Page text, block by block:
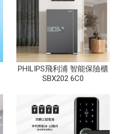
PHILIPS飛利浦 智能保險櫃
SBX202 6C0